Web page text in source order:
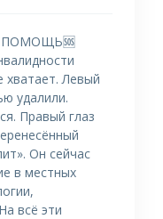
ПОМОЩЬ🆘
хватает. Левый
удалили.
Правый глаз
Он сейчас
в местных
всё эти